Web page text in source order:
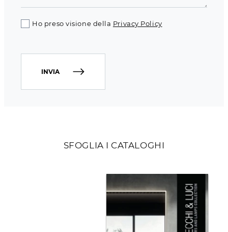
SFOGLIA I CATALOGHI
Ho preso visione della Privacy Policy
INVIA